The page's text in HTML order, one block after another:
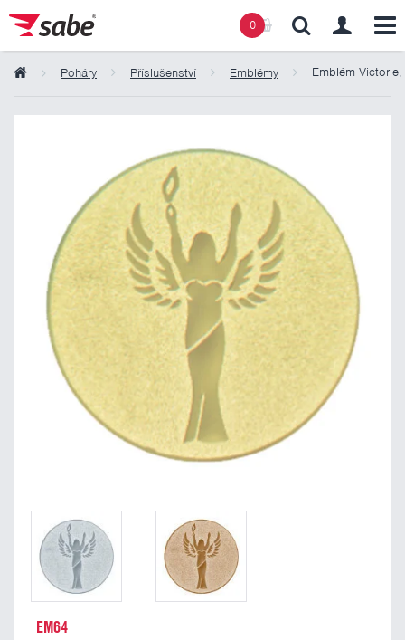
0
Poháry Příslušenství Emblémy Emblém
EM64
Obsah košíku
Košík zeje prázdnotou